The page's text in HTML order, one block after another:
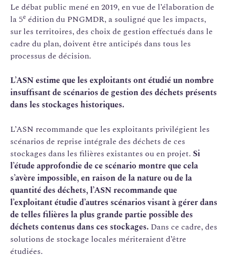
Le débat public mené en 2019, en vue de l’élaboration de
la 5e édition du PNGMDR, a souligné que les impacts,
sur les territoires, des choix de gestion effectués dans le
cadre du plan, doivent être anticipés dans tous les
processus de décision.
L’ASN estime que les exploitants ont étudié un nombre
insuffisant de scénarios de gestion des déchets présents
dans les stockages historiques.
L’ASN recommande que les exploitants privilégient les
scénarios de reprise intégrale des déchets de ces
stockages dans les filières existantes ou en projet. Si
l’étude approfondie de ce scénario montre que cela
s’avère impossible, en raison de la nature ou de la
quantité des déchets, l’ASN recommande que
l’exploitant étudie d’autres scénarios visant à gérer dans
de telles filières la plus grande partie possible des
déchets contenus dans ces stockages. Dans ce cadre, des
solutions de stockage locales mériteraient d’être
étudiées.